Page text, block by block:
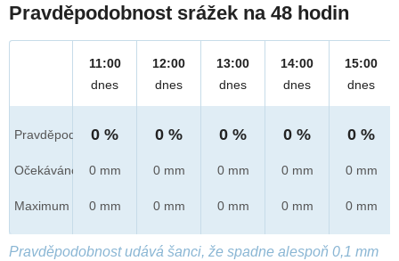
Pravděpodobnost srážek na 48 hodin
Pravděpod.
Očekáváno
Maximum
11:00
dnes
0 %
0 mm
0 mm
12:00
dnes
0 %
0 mm
0 mm
13:00
dnes
0 %
0 mm
0 mm
14:00
dnes
0 %
0 mm
0 mm
15:00
dnes
0 %
0 mm
0 mm
Pravděpodobnost udává šanci, že spadne alespoň 0,1 mm